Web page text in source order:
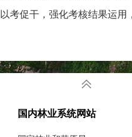
考促干，强化考核结果运
国建设成效的考核，主要包
督察整改等情况。
国内林业系统网站